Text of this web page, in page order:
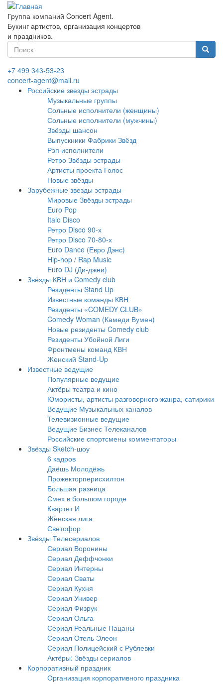
Перейти
основному
содержанию
Группа компаний Concert Agent.
Букинг артистов, организация концертов
и праздников.
Форма
поиска
+7 499 343-53-23
concert-agent@mail.ru
Российские звезды эстрады
Музыкальные группы
Сольные исполнители (женщины)
Сольные исполнители (мужчины)
Звёзды шансон
Выпускники Фабрики Звёзд
Рэп исполнители
Ретро Звёзды эстрады
Артисты проекта Голос
Новые звёзды
Зарубежные звезды эстрады
Мировые Звёзды эстрады
Euro Pop
Italo Disco
Ретро Disco 90-х
Ретро Disco 70-80-х
Euro Dance (Евро Дэнс)
Hip-hop / Rap Music
Euro DJ (Ди-джеи)
Звёзды КВН и Comedy club
Резиденты Stand Up
Известные команды КВН
Резиденты «COMEDY CLUB»
Comedy Woman (Камеди Вумен)
Новые резиденты Comedy club
Резиденты Убойной Лиги
Фронтмены команд КВН
Женский Stand-Up
Известные ведущие
Популярные ведущие
Актёры театра и кино
Юмористы, артисты разговорного жанра, сатирики
Ведущие Музыкальных каналов
Телевизионные ведущие
Ведущие Бизнес Телеканалов
Российские спортсмены комментаторы
Звёзды Sketch-шоу
6 кадров
Даёшь Молодёжь
Прожекторперисхилтон
Большая разница
Смех в большом городе
Квартет И
Женская лига
Светофор
Звёзды Телесериалов
Сериал Воронины
Сериал Деффчонки
Сериал Интерны
Сериал Сваты
Сериал Кухня
Сериал Универ
Сериал Физрук
Сериал Ольга
Сериал Реальные Пацаны
Сериал Отель Элеон
Сериал Полицейский с Рублевки
Актёры: Звёзды сериалов
Корпоративный праздник
Организация корпоративного праздника